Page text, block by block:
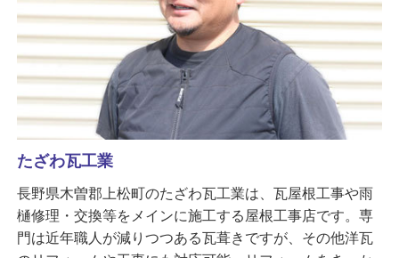
たざわ瓦工業
長野県木曽郡上松町のたざわ瓦工業は、瓦屋根工事や雨
樋修理・交換等をメインに施工する屋根工事店です。専
門は近年職人が減りつつある瓦葺きですが、その他洋瓦